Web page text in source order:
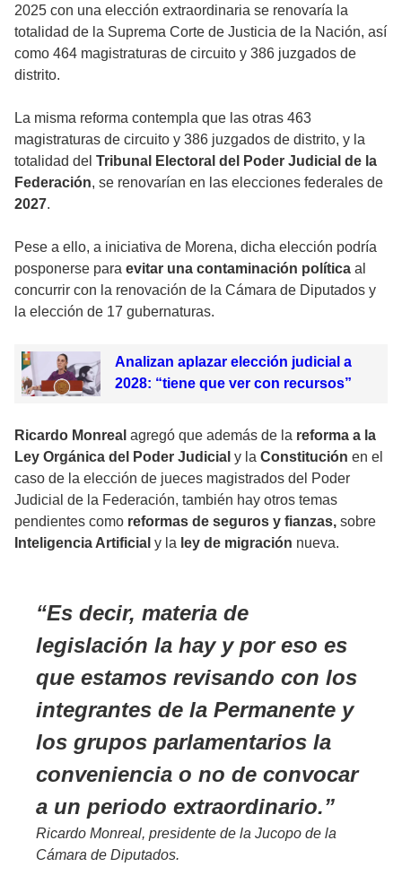
2025 con una elección extraordinaria se renovaría la
totalidad de la Suprema Corte de Justicia de la Nación, así
como 464 magistraturas de circuito y 386 juzgados de
distrito.
La misma reforma contempla que las otras 463
magistraturas de circuito y 386 juzgados de distrito, y la
totalidad del Tribunal Electoral del Poder Judicial de la
Federación, se renovarían en las elecciones federales de
2027.
Pese a ello, a iniciativa de Morena, dicha elección podría
posponerse para evitar una contaminación política al
concurrir con la renovación de la Cámara de Diputados y
la elección de 17 gubernaturas.
Analizan aplazar elección judicial a
2028: “tiene que ver con recursos”
Ricardo Monreal agregó que además de la reforma a la
Ley Orgánica del Poder Judicial y la Constitución en el
caso de la elección de jueces magistrados del Poder
Judicial de la Federación, también hay otros temas
pendientes como reformas de seguros y fianzas, sobre
Inteligencia Artificial y la ley de migración nueva.
Es decir, materia de
legislación la hay y por eso es
que estamos revisando con los
integrantes de la Permanente y
los grupos parlamentarios la
conveniencia o no de convocar
a un periodo extraordinario.
Ricardo Monreal, presidente de la Jucopo de la
Cámara de Diputados.